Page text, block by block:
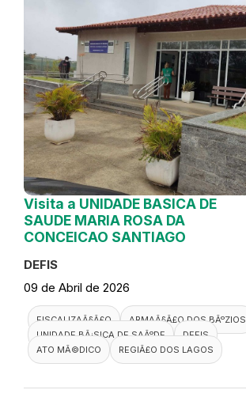
Visita a UNIDADE BASICA DE
SAUDE MARIA ROSA DA
CONCEICAO SANTIAGO
DEFIS
09 de Abril de 2026
FISCALIZAÃ§Ã£O
ARMAÃ§Ã£O DOS BÃºZIOS
UNIDADE BÃ¡SICA DE SAÃºDE
DEFIS
ATO MÃ©DICO
REGIÃ£O DOS LAGOS